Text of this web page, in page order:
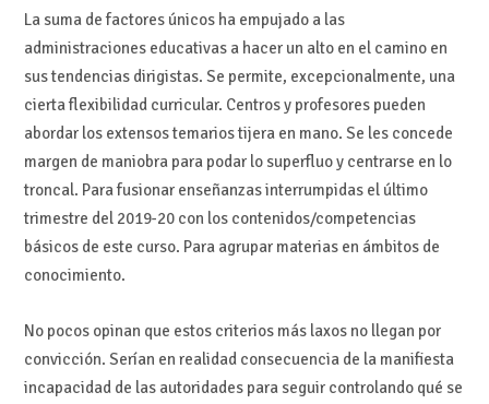
La suma de factores únicos ha empujado a las
administraciones educativas a hacer un alto en el camino en
sus tendencias dirigistas. Se permite, excepcionalmente, una
cierta flexibilidad curricular. Centros y profesores pueden
abordar los extensos temarios tijera en mano. Se les concede
margen de maniobra para podar lo superfluo y centrarse en lo
troncal. Para fusionar enseñanzas interrumpidas el último
trimestre del 2019-20 con los contenidos/competencias
básicos de este curso. Para agrupar materias en ámbitos de
conocimiento.
No pocos opinan que estos criterios más laxos no llegan por
convicción. Serían en realidad consecuencia de la manifiesta
incapacidad de las autoridades para seguir controlando qué se